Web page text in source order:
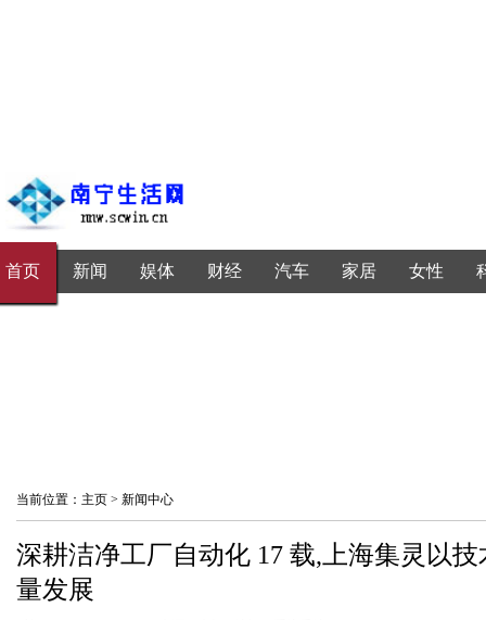
首页 新闻 娱体 财经 汽车 家居 女性
当前位置： 主页 > 新闻中心
深耕洁净工厂自动化 17 载,上海集灵以
量发展